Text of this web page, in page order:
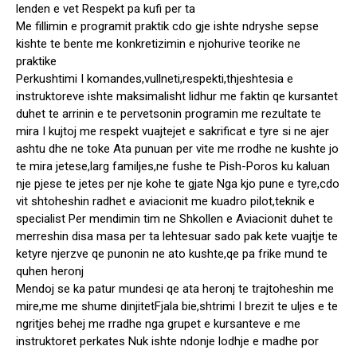
lenden e vet Respekt pa kufi per ta
Me fillimin e programit praktik cdo gje ishte ndryshe sepse
kishte te bente me konkretizimin e njohurive teorike ne
praktike
Perkushtimi I komandes,vullneti,respekti,thjeshtesia e
instruktoreve ishte maksimalisht lidhur me faktin qe kursantet
duhet te arrinin e te pervetsonin programin me rezultate te
mira I kujtoj me respekt vuajtejet e sakrificat e tyre si ne ajer
ashtu dhe ne toke Ata punuan per vite me rrodhe ne kushte jo
te mira jetese,larg familjes,ne fushe te Pish-Poros ku kaluan
nje pjese te jetes per nje kohe te gjate Nga kjo pune e tyre,cdo
vit shtoheshin radhet e aviacionit me kuadro pilot,teknik e
specialist Per mendimin tim ne Shkollen e Aviacionit duhet te
merreshin disa masa per ta lehtesuar sado pak kete vuajtje te
ketyre njerzve qe punonin ne ato kushte,qe pa frike mund te
quhen heronj
Mendoj se ka patur mundesi qe ata heronj te trajtoheshin me
mire,me me shume dinjitetFjala bie,shtrimi I brezit te uljes e te
ngritjes behej me rradhe nga grupet e kursanteve e me
instruktoret perkates Nuk ishte ndonje lodhje e madhe por